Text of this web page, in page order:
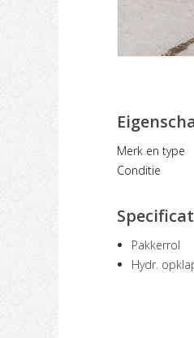
Merk en type
Conditie
Pakkerrol
Hydr.